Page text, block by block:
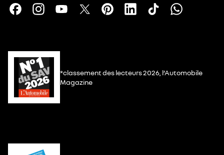
*classement des lecteurs 2026, l’Automobile
Magazine